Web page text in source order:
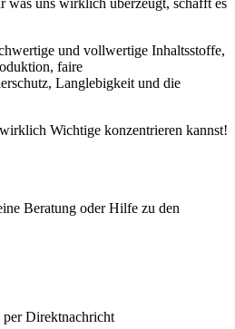
2,3%
was uns wirklich überzeugt, schafft es
und vollwertige Inhaltsstoffe,
faire
Langlebigkeit und die
Wichtige konzentrieren kannst!
Beratung oder Hilfe zu den
Direktnachricht